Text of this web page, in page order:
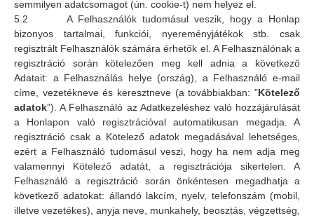
semmilyen adatcsomagot (ún. cookie-t) nem helyez el.
5.2 A Felhasználók tudomásul veszik, hogy a Honlap
bizonyos tartalmai, funkciói, nyereményjátékok stb. csak
regisztrált Felhasználók számára érhetők el. A Felhasználónak a
regisztráció során kötelezően meg kell adnia a következő
Adatait: a Felhasználás helye (ország), a Felhasználó e-mail
címe, vezetékneve és keresztneve (a továbbiakban: ”Kötelező
adatok”). A Felhasználó az Adatkezeléshez való hozzájárulását
a Honlapon való regisztrációval automatikusan megadja. A
regisztráció csak a Kötelező adatok megadásával lehetséges,
ezért a Felhasználó tudomásul veszi, hogy ha nem adja meg
valamennyi Kötelező adatát, a regisztrációja sikertelen. A
Felhasználó a regisztráció során önkéntesen megadhatja a
következő adatokat: állandó lakcím, nyelv, telefonszám (mobil,
illetve vezetékes), anyja neve, munkahely, beosztás, végzettség,